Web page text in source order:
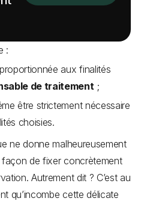
:
aux finalités
de traitement;
être strictement nécessaire
choisies.
ne donne malheureusement
de fixer concrètement
Autrement dit ? C’est au
qu’incombe cette délicate